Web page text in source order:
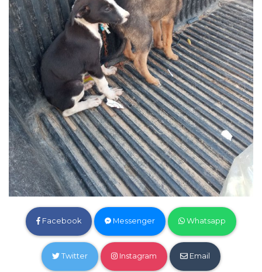
Facebook Messenger Whatsapp
Twitter Instagram Email